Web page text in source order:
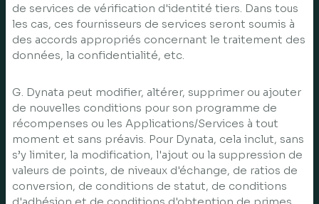
de services de vérification d'identité tiers. Dans tous
les cas, ces fournisseurs de services seront soumis à
des accords appropriés concernant le traitement des
données, la confidentialité, etc.
G. Dynata peut modifier, altérer, supprimer ou ajouter
de nouvelles conditions pour son programme de
récompenses ou les Applications/Services à tout
moment et sans préavis. Pour Dynata, cela inclut, sans
s’y limiter, la modification, l'ajout ou la suppression de
valeurs de points, de niveaux d'échange, de ratios de
conversion, de conditions de statut, de conditions